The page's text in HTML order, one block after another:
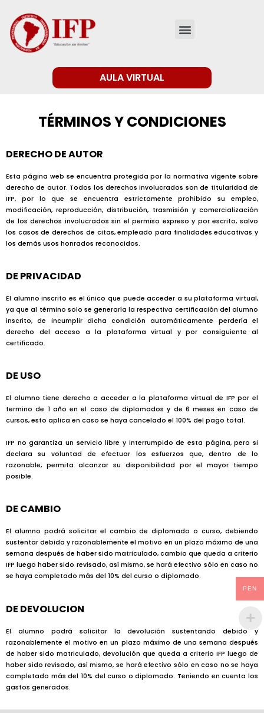
AULA VIRTUAL
TÉRMINOS Y CONDICIONES
DERECHO DE AUTOR
Esta página web se encuentra protegida por la normativa vigente sobre
derecho de autor. Todos los derechos involucrados son de titularidad de
IFP, por lo que se encuentra estrictamente prohibido su empleo,
modificación, reproducción, distribución, trasmisión y comercialización
de los derechos involucrados sin el permiso expreso y por escrito, salvo
los casos de derechos de citas, empleado para finalidades educativas y
los demás usos honrados reconocidos.
DE PRIVACIDAD
El alumno inscrito es el único que puede acceder a su plataforma virtual,
ya que al término solo se generaría la respectiva certificación del alumno
inscrito, de incumplir dicha condición automáticamente perdería el
derecho del acceso a la plataforma virtual y por consiguiente al
certificado.
DE USO
El alumno tiene derecho a acceder a la plataforma virtual de IFP por el
termino de 1 año en el caso de diplomados y de 6 meses en caso de
cursos, esto aplica en caso se haya cancelado el 100% del pago total.
IFP no garantiza un servicio libre y interrumpido de esta página, pero si
declara su voluntad de efectuar los esfuerzos que, dentro de lo
razonable, permita alcanzar su disponibilidad por el mayor tiempo
posible.
DE CAMBIO
El alumno podrá solicitar el cambio de diplomado o curso, debiendo
sustentar debida y razonablemente el motivo en un plazo máximo de una
semana después de haber sido matriculado, cambio que queda a criterio
IFP luego haber sido revisado, así mismo, se hará efectivo sólo en caso no
se haya completado más del 10% del curso o diplomado.
DE DEVOLUCION
El alumno podrá solicitar la devolución sustentando debido y
razonablemente el motivo en un plazo máximo de una semana después
de haber sido matriculado, devolución que queda a criterio IFP luego de
haber sido revisado, así mismo, se hará efectivo sólo en caso no se haya
completado más del 10% del curso o diplomado. Teniendo en cuenta los
gastos generados.
PEN